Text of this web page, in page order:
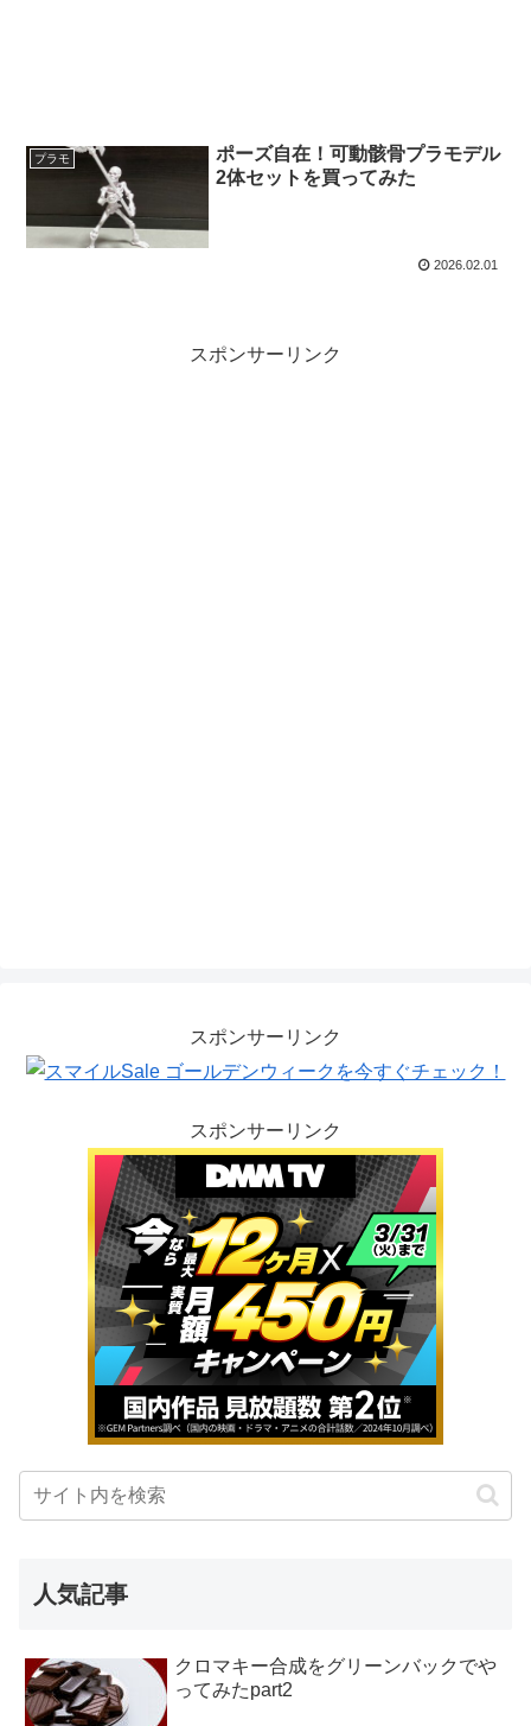
プラモ
ポーズ自在！可動骸骨プラモデル
2体セットを買ってみた
2026.02.01
スポンサーリンク
スポンサーリンク
スポンサーリンク
人気記事
クロマキー合成をグリーンバックでや
ってみたpart2